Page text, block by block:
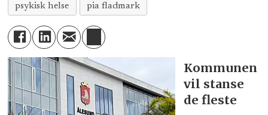
psykisk helse pia fladmark
Kommunen
vil stanse
de fleste